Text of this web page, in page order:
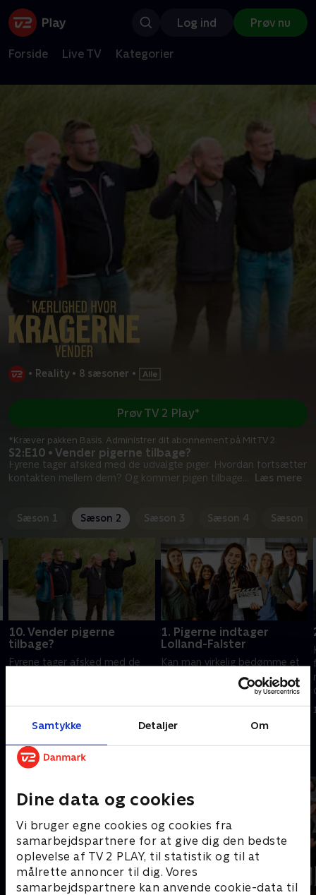
Samtykke Detaljer Om
Dine data og cookies
Vi bruger egne cookies og cookies fra
samarbejdspartnere for at give dig den bedste
oplevelse af TV 2 PLAY, til statistik og til at
målrette annoncer til dig. Vores
samarbejdspartnere kan anvende cookie-data til
Log ind Prøv nu
Forside Live TV Kategorier
• Reality • 8 sæsoner •
S2:E10 • Vender pigerne tilbage?
Fyrene tager afsked med de udvalgte piger. Hvordan fortsætter
kontakten mellem dem? Og kommer pigen tilbage
Læs mere
Prøv TV 2 Play*
*Kræver pakken Basis. Administrer dit abonnement på Mit TV 2.
Sæson 1 Sæson 2 Sæson 3 Sæson 4 Sæson 5
10. Vender pigerne
tilbage?
Fyrene tager afsked med de
fyren og landsbylivet?
3. marts 2021 • 28 min
1. Pigerne indtager
Lolland-Falster
Kan man virkelig bedømme et
menneske på tre minutter?
Det finder Nicolai, Morten,
singlekvinder.
1. marts 2022 • 28 min
Andre så også